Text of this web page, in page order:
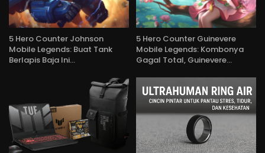
5 Hero Counter Johnson
Mobile Legends: Buat Tank
Berlapis Baja Ini…
5 Hero Counter Guinevere
Mobile Legends: Kombonya
Gagal Total, Guinevere…